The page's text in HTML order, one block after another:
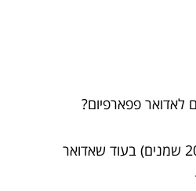
לאדואר פפארפיום?
בושם חזק יותר (20-30% שמנים) בעוד שאדואר